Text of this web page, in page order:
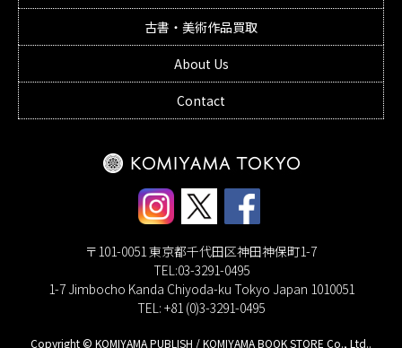
古書・美術作品買取
About Us
Contact
〒101-0051 東京都千代田区神田神保町1-7
TEL:03-3291-0495
1-7 Jimbocho Kanda Chiyoda-ku Tokyo Japan 1010051
TEL: +81 (0)3-3291-0495
Copyright © KOMIYAMA PUBLISH / KOMIYAMA BOOK STORE Co., Ltd..